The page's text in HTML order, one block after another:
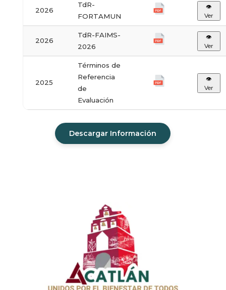
2026
TdR-
FORTAMUN
👁
Ver
2026
TdR-FAIMS-
2026
👁
Ver
2025
Términos de
Referencia
de
Evaluación
👁
Ver
Descargar Información